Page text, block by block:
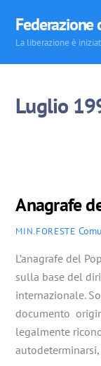
content
Federazione
La liberazione è
Luglio
Anagrafe
MIN.FORESTE
L’anagrafe del
sulla base del
internazionale.
documento
legalmente